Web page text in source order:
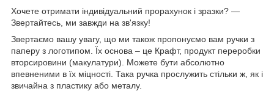
Хочете отримати індивідуальний прорахунок і зразки? —
Звертайтесь, ми завжди на зв'язку!
Звертаємо вашу увагу, що ми також пропонуємо вам ручки з
паперу з логотипом. Їх основа – це Крафт, продукт переробки
вторсировини (макулатури). Можете бути абсолютно
впевненими в їх міцності. Така ручка прослужить стільки ж, як і
звичайна з пластику або металу.